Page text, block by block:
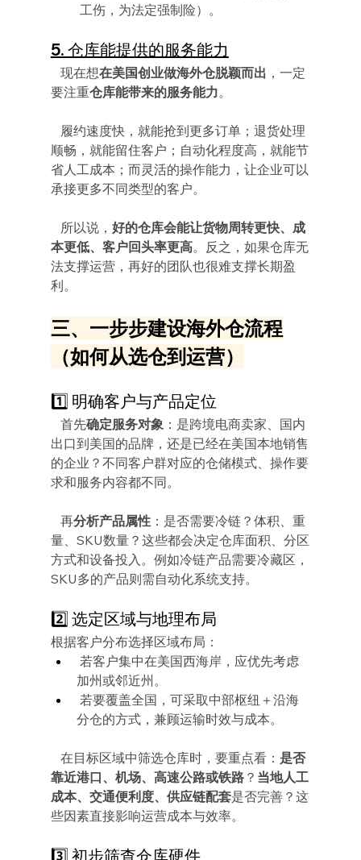
工伤，为法定强制险）。
5. 仓库能提供的服务能力
   现在想
在美国创业做海外仓脱颖而出 ，一定
要注重仓库能带来的服务能力。
顺畅，就能留住客户；自动化程度高，就能节
省人工成本；而灵活的操作能力，让企业可以
承接更多不同类型的客户。
   所以说，
好的仓库会能让货物周转更快、成
本更低、客户回头率更高。反之，如果仓库无
法支撑运营，再好的团队也很难支撑长期盈
利。
三、一步步建设海外仓流程
（如何从选仓到运营）
1️⃣ 明确客户与产品定位
   首先
确定服务对象 ：是跨境电商卖家、国内
出口到美国的品牌，还是已经在美国本地销售
的企业？不同客户群对应的仓储模式、操作要
求和服务内容都不同。
   再
分析产品属性：是否需要冷链？体积、重
量、SKU数量？这些都会决定仓库面积、分区
方式和设备投入。例如冷链产品需要冷藏区，
SKU多的产品则需自动化系统支持。
2️⃣ 选定区域与地理布局
根据客户分布选择区域布局：
若客户集中在美国西海岸，应优先考虑
加州或邻近州。
若要覆盖全国，可采取中部枢纽＋沿海
分仓的方式，兼顾运输时效与成本。
   在目标区域中筛选仓库时，要重点看：
是否
靠近港口、机场、高速公路或铁路？ 当地人工
成本、交通便利度、供应链配套是否完善？这
些因素直接影响运营成本与效率。
3️⃣ 初步筛查仓库硬件